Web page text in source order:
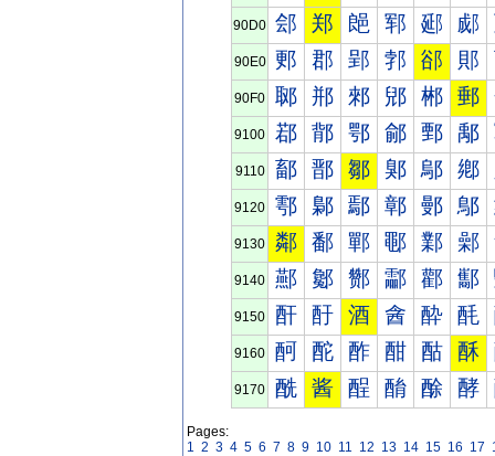
90D0 郐 郑 郒 郓 郔 郕
90E0 郠 郡 郢 郣 郤 郥
90F0 郰 郱 郲 郳 郴 郵
9100 鄀 鄁 鄂 鄃 鄄 鄅
9110 鄐 鄑 鄒 鄓 鄔 鄕
9120 鄠 鄡 鄢 鄣 鄤 鄥
9130 鄰 鄱 鄲 鄳 鄴 鄵
9140 酀 酁 酂 酃 酄 酅
9150 酐 酑 酒 酓 酔 酕
9160 酠 酡 酢 酣 酤 酥
9170 酰 酱 酲 酳 酴 酵
Pages:
1 2 3 4 5 6 7 8 9 10 11 12 13 14 15 16 17